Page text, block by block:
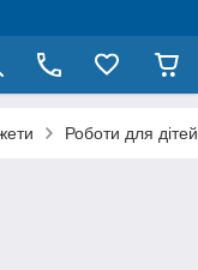
Роботи для дітей